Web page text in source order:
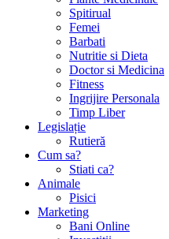
Spitirual
Femei
Barbati
Nutritie si Dieta
Doctor si Medicina
Fitness
Ingrijire Personala
Timp Liber
Legislație
Rutieră
Cum sa?
Stiati ca?
Animale
Pisici
Marketing
Bani Online